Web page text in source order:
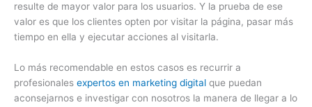
resulte de mayor valor para los usuarios. Y la prueba de ese
valor es que los clientes opten por visitar la página, pasar más
tiempo en ella y ejecutar acciones al visitarla.
Lo más recomendable en estos casos es recurrir a
profesionales expertos en marketing digital que puedan
aconsejarnos e investigar con nosotros la manera de llegar a lo